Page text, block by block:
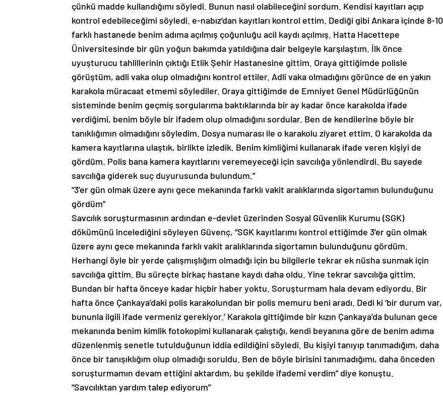
çünkü madde kullandığımı söyledi. Bunun nasıl olabileceğini sordum. Kendisi kayıtları açıp
kontrol edebileceğimi söyledi. e-nabız’dan kayıtları kontrol ettim. Dediği gibi Ankara içinde 8-10
farklı hastanede benim adıma açılmış çoğunluğu acil kaydı açılmış. Hatta Hacettepe
Üniversitesinde bir gün yoğun bakımda yatıldığına dair belgeyle karşılaştım. İlk önce
uyuşturucu tahlillerinin çıktığı Etlik Şehir Hastanesine gittim. Oraya gittiğimde polisle
görüştüm, adli vaka olup olmadığını kontrol ettiler. Adli vaka olmadığını görünce de en yakın
karakola müracaat etmemi söylediler. Oraya gittiğimde de Emniyet Genel Müdürlüğünün
sisteminde benim geçmiş sorgularıma baktıklarında bir ay kadar önce karakolda ifade
verdiğimi, benim böyle bir ifadem olup olmadığını sordular. Ben de kendilerine böyle bir
tanıklığımın olmadığını söyledim. Dosya numarası ile o karakolu ziyaret ettim. O karakolda da
kamera kayıtlarına ulaştık, birlikte izledik. Benim kimliğimi kullanarak ifade veren kişiyi de
gördüm. Polis bana kamera kayıtlarını veremeyeceği için savcılığa yönlendirdi. Bu sayede
savcılığa giderek suç duyurusunda bulundum.”
“3’er gün olmak üzere aynı gece mekanında farklı vakit aralıklarında sigortamın bulunduğunu
gördüm”
Savcılık soruşturmasının ardından e-devlet üzerinden Sosyal Güvenlik Kurumu (SGK)
dökümünü incelediğini söyleyen Güvenç, “SGK kayıtlarımı kontrol ettiğimde 3’er gün olmak
üzere aynı gece mekanında farklı vakit aralıklarında sigortamın bulunduğunu gördüm.
Herhangi öyle bir yerde çalışmışlığım olmadığı için bu bilgilerle tekrar ek nüsha sunmak için
savcılığa gittim. Bu süreçte birkaç hastane kaydı daha oldu. Yine tekrar savcılığa gittim.
Bundan bir hafta önceye kadar hiçbir haber yoktu. Soruşturmam hala devam ediyordu. Bir
hafta önce Çankaya’daki polis karakolundan bir polis memuru beni aradı. Dedi ki ‘bir durum var,
bununla ilgili ifade vermeniz gerekiyor.’ Karakola gittiğimde bir kızın Çankaya’da bulunan gece
mekanında benim kimlik fotokopimi kullanarak çalıştığı, kendi beyanına göre de benim adıma
düzenlenmiş senetle tutulduğunun iddia edildiğini söyledi. Bu kişiyi tanıyıp tanımadığım, daha
önce bir tanışıklığım olup olmadığı soruldu. Ben de böyle birisini tanımadığımı, daha önceden
soruşturmamın devam ettiğini aktardım, bu şekilde ifademi verdim” diye konuştu.
“Savcılıktan yardım talep ediyorum”